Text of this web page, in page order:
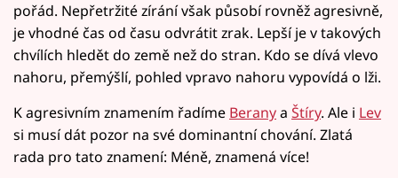
pořád. Nepřetržité zírání však působí rovněž agresivně,
je vhodné čas od času odvrátit zrak. Lepší je v takových
chvílích hledět do země než do stran. Kdo se dívá vlevo
nahoru, přemýšlí, pohled vpravo nahoru vypovídá o lži.
K agresivním znamením řadíme Beranya Štíry. Ale i Lev
si musí dát pozor na své dominantní chování. Zlatá
rada pro tato znamení: Méně, znamená více!